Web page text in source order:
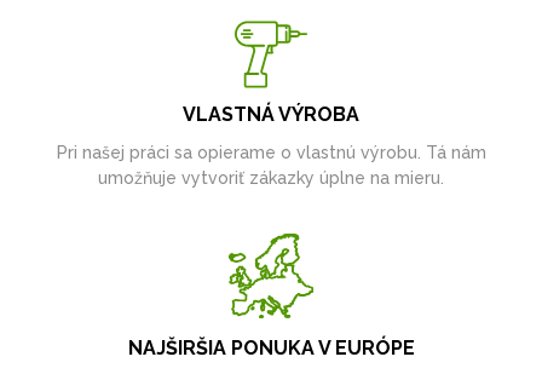
VLASTNÁ VÝROBA
Pri našej práci sa opierame o vlastnú výrobu. Tá nám
umožňuje vytvoriť zákazky úplne na mieru.
NAJŠIRŠIA PONUKA V EURÓPE